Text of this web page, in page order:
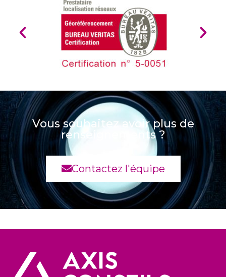
Vous souhaitez avoir plus de
renseignements ?
Contactez l'équipe